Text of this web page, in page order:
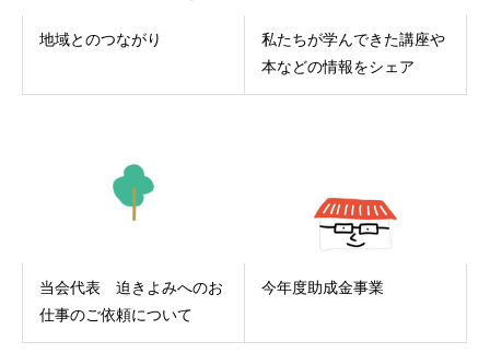
地域とのつながり
私たちが学んできた講座や
本などの情報をシェア
当会代表 迫きよみへのお
仕事のご依頼について
今年度助成金事業